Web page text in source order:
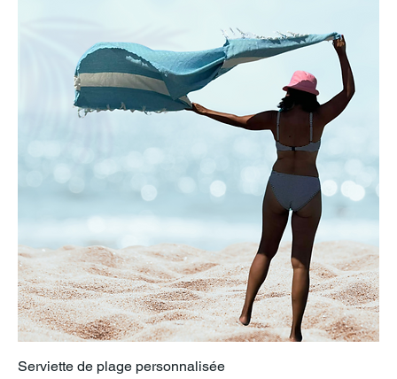
Serviette de plage personnalisée